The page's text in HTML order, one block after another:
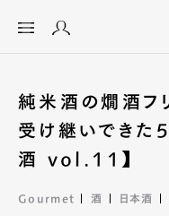
純米酒の燗酒フ
受け継いできた
酒 vol.11】
Gourmet 酒 日本酒